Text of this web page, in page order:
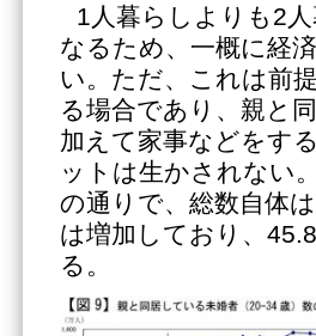
1人暮らしよりも2
なるため、一概に経
い。ただ、これは前
る場合であり、親と
加えて家事などをす
ットは生かされない
の通りで、総数自体
は増加しており、
る。